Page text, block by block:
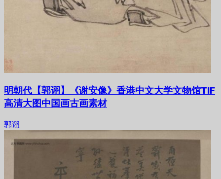
明朝代【郭诩】《谢安像》香港中文大学文物馆TIF
高清大图中国画古画素材
郭诩